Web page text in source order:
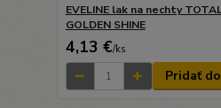
EVELINE lak na nechty
GOLDEN SHINE
4,13 €/ks
Pridať